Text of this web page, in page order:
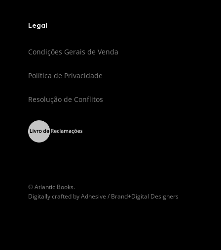
Legal
Condições Gerais de Venda
Política de Privacidade
Resolução de Conflitos
© Atlantic Books.
Digitally crafted byAdhesive / Brand+Digital Designers